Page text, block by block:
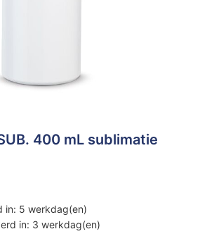
400 mL sublimatie
in: 5 werkdag(en)
in: 3 werkdag(en)